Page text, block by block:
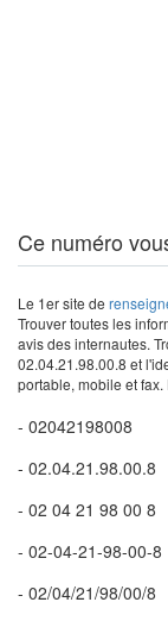
Ce numéro
Le 1er site de
Trouver toutes les
avis des internautes.
02.04.21.98.00.8 et
portable, mobile et
- 02042198008
- 02.04.21.98.00.8
- 02 04 21 98 00 8
- 02-04-21-98-00-8
- 02/04/21/98/00/8